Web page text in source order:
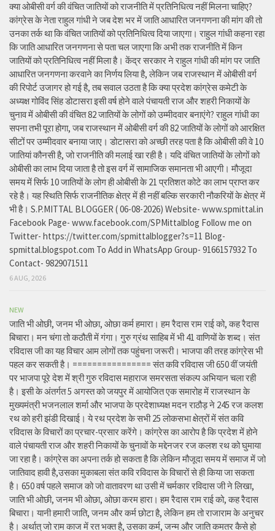
क्या ओबीसी वर्ग की वंचित जातियों को राजनीति में प्रतिनिधित्व नहीं मिलना चाहिए?
कांग्रेस के नेता राहुल गांधी ने जब देश भर में जाति आधारित जनगणना की मांग की तो
उनका तर्क था कि वंचित जातियों को प्रतिनिधित्व दिया जाएगा। राहुल गांधी कहना रहा
कि जाति आधारित जनगणना से पता चल जाएगा कि अभी तक राजनीति में किन
जातियों को प्रतिनिधित्व नहीं मिला है। केंद्र सरकार ने राहुल गांधी की मांग पर जाति
आधारित जनगणना करवाने का निर्णय लिया है, लेकिन जब राजस्थान में ओबीसी वर्ग
की रिपोर्ट उजागर हो गई है, तब सवाल उठता है कि क्या प्रदेश कांग्रेस कमेटी के
अध्यक्ष गोविंद सिंह डोटासरा इसी वर्ष होने वाले पंचायती राज और शहरी निकायों के
चुनाव में ओबीसी की वंचित 82 जातियों के लोगों को उम्मीदवार बनाएंगे? राहुल गांधी का
सपना तभी पूरा होगा, जब राजस्थान में ओबीसी वर्ग की 82 जातियों के लोगों को आरक्षित
सीटों पर उम्मीदवार बनाया जाए। डोटासरा को अच्छी तरह पता है कि ओबीसी की वे 10
जातियां कौनसी है, जो राजनीति की मलाई खा रही है। यदि वंचित जातियों के लोगों को
ओबीसी का लाभ दिया जाता है तो इस वर्ग में सामाजिक समानता भी आएगी। मौजूदा
समय में सिर्फ 10 जातियों के लोग ही ओबीसी के 21 प्रतिशत कोटे का लाभ प्राप्त कर
रहे है। यह स्थिति सिर्फ राजनीतिक क्षेत्र में ही नहीं बल्कि सरकारी नौकरियों के क्षेत्र में
भी है। S.P.MITTAL BLOGGER ( 06-08-2026) Website- www.spmittal.in
Facebook Page- www.facebook.com/SPMittalblog Follow me on
Twitter- https://twitter.com/spmittalblogger?s=11 Blog-
spmittal.blogspot.com To Add in WhatsApp Group- 9166157932 To
Contact- 9829071511
6 AUG, 2026
NEW
जाति भी ओछी, जनम भी ओछा, ओछा कर्म हमारा। हम रैदास राम राई को, कह रैदास
बिचारा। मन चंगा तो कठौती में गंगा। गुरु ग्रंथ साहिब में भी 41 वाणियों के शब्द। संत
रविदास जी का यह विचार आम लोगों तक पहुंचना जरूरी। भाजपा की तरह कांग्रेस भी
पहल कर सकती है। ================ संत कवि रविदास जी 650 वीं जयंती
पर भाजपा पूरे देश में श्री गुरु रविदास महाराज समरसता संकल्प अभियान चला रही
है। इसी के अंतर्गत 5 अगस्त को जयपुर में आयोजित एक समारोह में राजस्थान के
मुख्यमंत्री भजनलाल शर्मा और भाजपा के प्रदेशाध्यक्ष मदन राठौड़ ने 245 रज कलश
रथ को हरी झंडी दिखाई। ये रथ प्रदेश के सभी 25 लोकसभा क्षेत्रों में संत कवि
रविदास के विचारों का प्रचार-प्रसार करेंगे। कांग्रेस का आरोप है कि प्रदेश में होने
वाले पंचायती राज और शहरी निकायों के चुनावों के मद्देनजर रज कलश रथ को घुमाया
जा रहा है। कांग्रेस का अपना तर्क हो सकता है कि लेकिन मौजूदा समय में समाज में जो
जातिवाद हावी है,उसका मुकाबला संत कवि रविदास के विचारों से ही किया जा सकता
है। 650 वर्ष पहले समाज को जो वातावरण था उसी में चर्मकार रविदास जी ने लिखा,
जाति भी ओछी, जनम भी ओछा, ओछा करम हारा। हम रैदास राम राई को, कह रैदास
बिचारा। यानी हमारी जाति, जनम और कर्म छोटा है, लेकिन हम तो राजाराम के अनुचर
है। अर्थात् जो राम काज में रत भक्त है, उसका कर्म, जन्म और जाति कमतर कैसे हो